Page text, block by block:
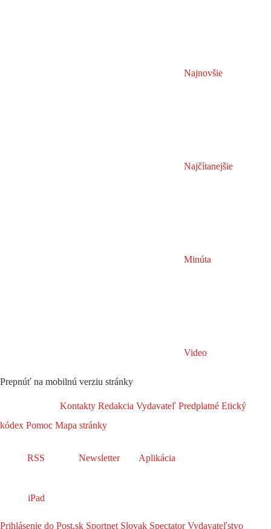
Najnovšie
Najčítanejšie
Minúta
Video
Prepnúť na mobilnú verziu stránky
Kontakty Redakcia Vydavateľ Predplatné Etický
kódex Pomoc Mapa stránky
RSS Newsletter Aplikácia
iPad
Prihlásenie do Post.sk Sportnet Slovak SpectatorVydavateľstvo